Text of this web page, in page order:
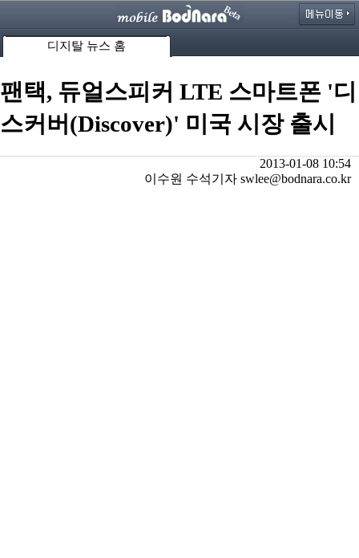
디지탈 뉴스 홈
팬택, 듀얼스피커 LTE 스마트폰 '디
스커버(Discover)' 미국 시장 출시
2013-01-08 10:54
이수원 수석기자 swlee@bodnara.co.kr